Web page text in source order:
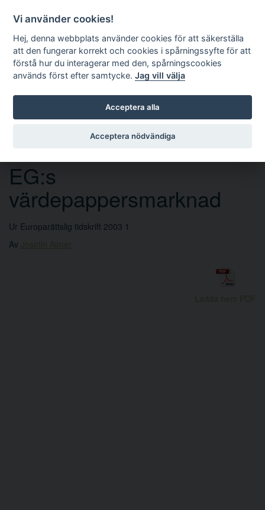
Sök
EG:s
värdepappersmarknad
Ur Europarättslig tidskrift 2003 1
Av
Vi använder cookies!
Hej, denna webbplats använder cookies för att säkerställa
att den fungerar korrekt och cookies i spårningssyfte för att
förstå hur du interagerar med den, spårningscookies
används först efter samtycke.Jag vill välja
Acceptera alla
Acceptera nödvändiga